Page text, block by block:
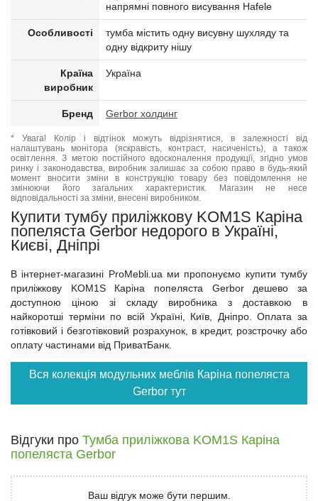
напрямні повного висування Hafele
Особливості
тумба містить одну висувну шухляду та
одну відкриту нішу
Країна
виробник
Україна
Бренд Gerbor холдинг
* Увага! Колір і відтінок можуть відрізнятися, в залежності від
налаштувань монітора (яскравість, контраст, насиченість), а також
освітлення. З метою постійного вдосконалення продукції, згідно умов
ринку і законодавства, виробник залишає за собою право в будь-який
момент вносити зміни в конструкцію товару без повідомлення не
змінюючи його загальних характеристик. Магазин не несе
відповідальності за зміни, внесені виробником.
Купити тумбу приліжкову KOM1S Каріна
попеляста Gerbor недорого в Україні,
Києві, Дніпрі
В інтернет-магазині ProMebli.ua ми пропонуємо купити тумбу
приліжкову KOM1S Каріна попеляста Gerbor дешево за
доступною ціною зі складу виробника з доставкою в
найкоротші терміни по всій Україні, Київ, Дніпро. Оплата за
готівковий і безготівковий розрахунок, в кредит, розстрочку або
оплату частинами від ПриватБанк.
Вся колекція модульних меблів Каріна попеляста
Gerbor тут
Відгуки про Тумба приліжкова KOM1S Каріна
попеляста Gerbor
Ваш відгук може бути першим.